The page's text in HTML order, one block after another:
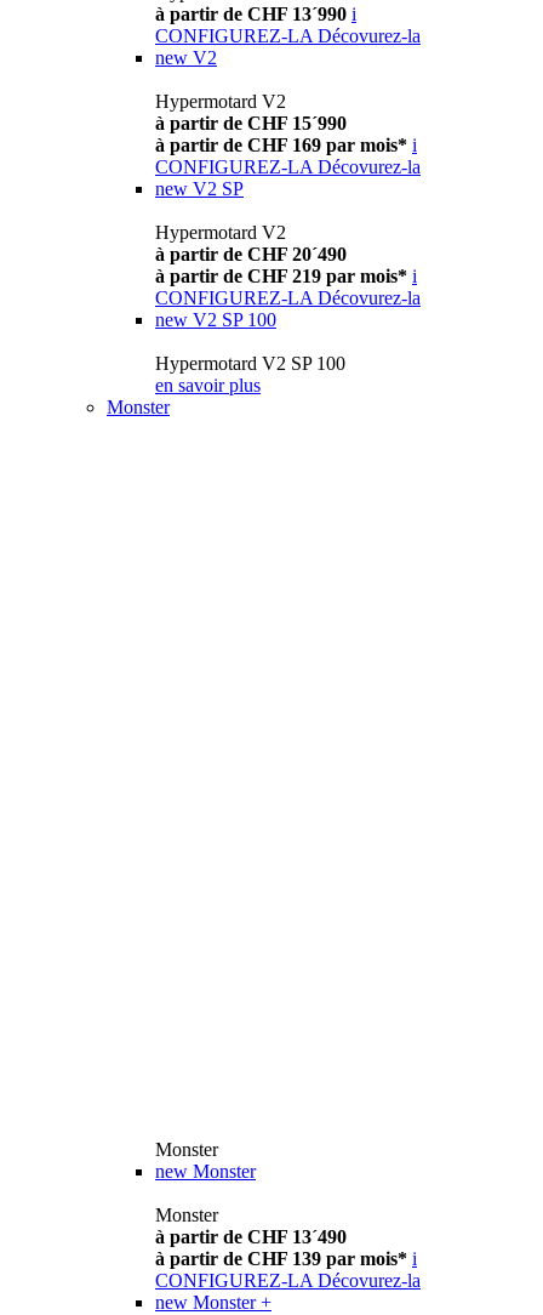
à partir de CHF 13´990 i
CONFIGUREZ-LA Décovurez-la
new V2
Hypermotard V2
à partir de CHF 15´990
à partir de CHF 169 par mois* i
CONFIGUREZ-LA Décovurez-la
new V2 SP
Hypermotard V2
à partir de CHF 20´490
à partir de CHF 219 par mois* i
CONFIGUREZ-LA Décovurez-la
new V2 SP 100
Hypermotard V2 SP 100
en savoir plus
Monster
Monster
new Monster
Monster
à partir de CHF 13´490
à partir de CHF 139 par mois* i
CONFIGUREZ-LA Décovurez-la
new Monster +